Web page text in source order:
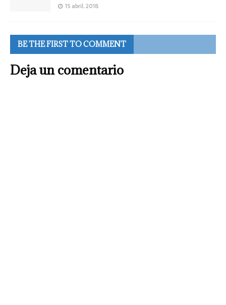
15 abril, 2018
BE THE FIRST TO COMMENT
Deja un comentario